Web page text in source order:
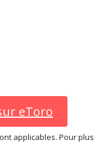
eToro
applicables. Pour plus